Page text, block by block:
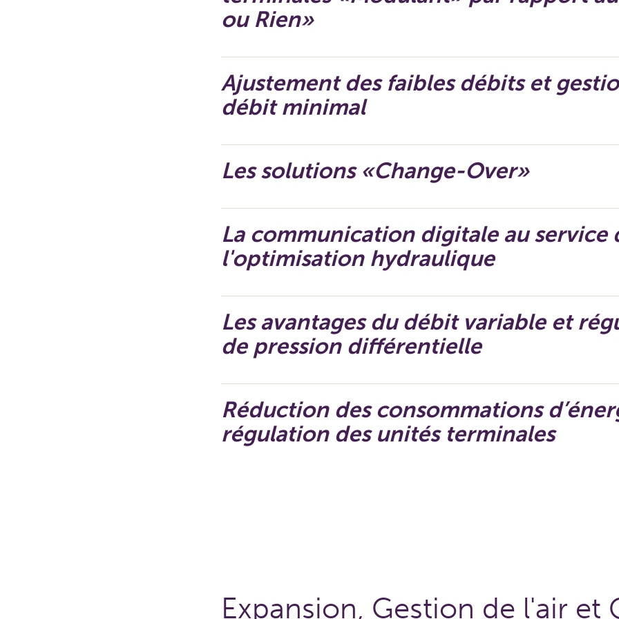
ou Rien»
Ajustement des faibles débits et
débit minimal
Les solutions «Change-Over»
La communication digitale au service
l'optimisation hydraulique
Les avantages du débit variable et
de pression différentielle
Réduction des consommations
régulation des unités terminales
Expansion, Gestion de l'air et